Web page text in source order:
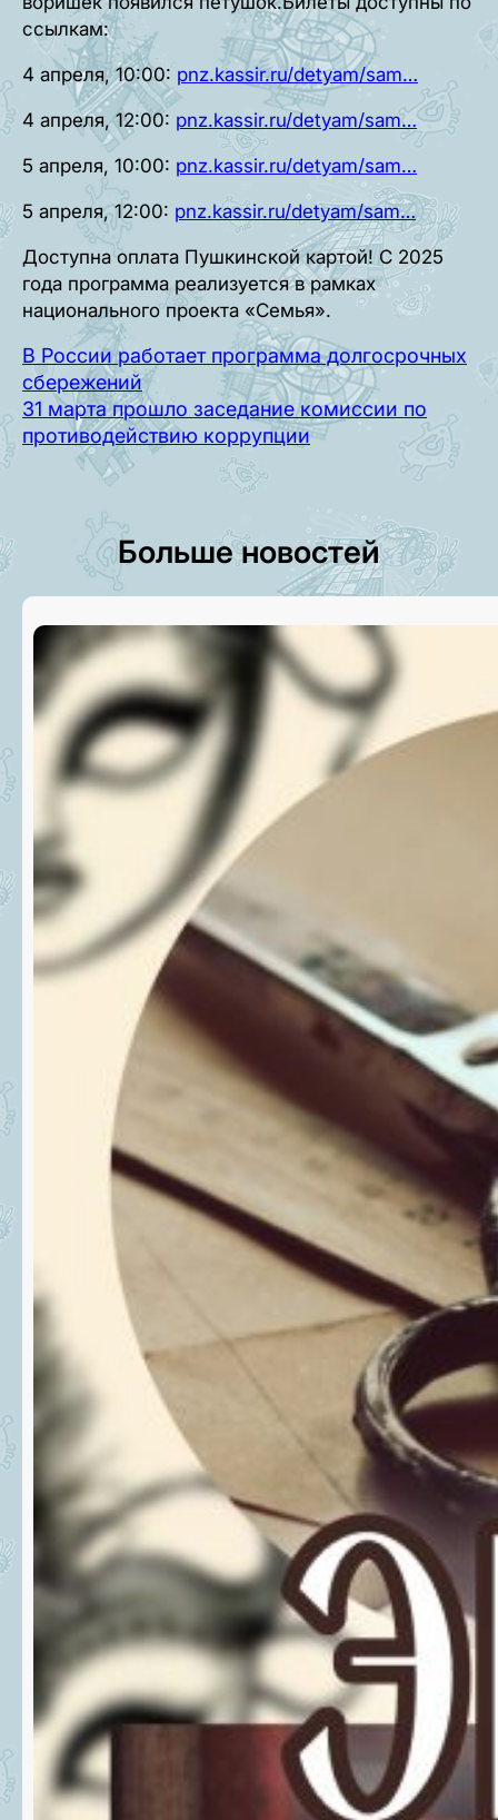
ссылкам:
4 апреля, 10:00: pnz.kassir.ru/detyam/sam…
4 апреля, 12:00: pnz.kassir.ru/detyam/sam…
5 апреля, 10:00: pnz.kassir.ru/detyam/sam…
5 апреля, 12:00: pnz.kassir.ru/detyam/sam…
Доступна оплата Пушкинской картой! С 2025
года программа реализуется в рамках
национального проекта «Семья».
В России работает программа долгосрочных
сбережений
31 марта прошло заседание комиссии по
противодействию коррупции
Больше новостей